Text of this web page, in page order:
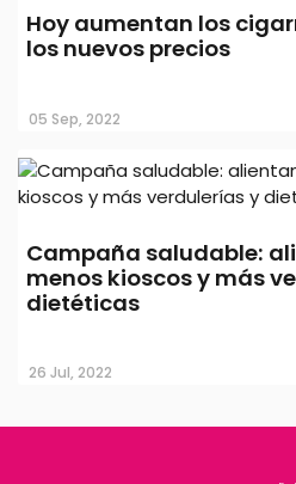
Hoy aumentan los
los nuevos precios
05 Sep, 2022
Campaña saludable:
menos kioscos y más
dietéticas
26 Jul, 2022